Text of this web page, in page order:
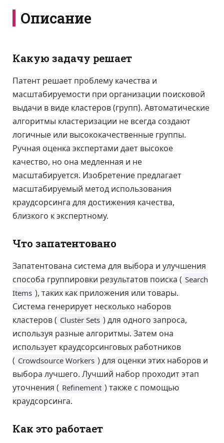
Описание
Какую задачу решает
Патент решает проблему качества и
масштабируемости при организации поисковой
выдачи в виде кластеров (групп). Автоматические
алгоритмы кластеризации не всегда создают
логичные или высококачественные группы.
Ручная оценка экспертами дает высокое
качество, но она медленная и не
масштабируется. Изобретение предлагает
масштабируемый метод использования
краудсорсинга для достижения качества,
близкого к экспертному.
Что запатентовано
Запатентована система для выбора и улучшения
способа группировки результатов поиска ( Search
Items ), таких как приложения или товары.
Система генерирует несколько наборов
кластеров ( Cluster Sets ) для одного запроса,
используя разные алгоритмы. Затем она
использует краудсорсинговых работников
( Crowdsource Workers ) для оценки этих наборов и
выбора лучшего. Лучший набор проходит этап
уточнения ( Refinement ) также с помощью
краудсорсинга.
Как это работает